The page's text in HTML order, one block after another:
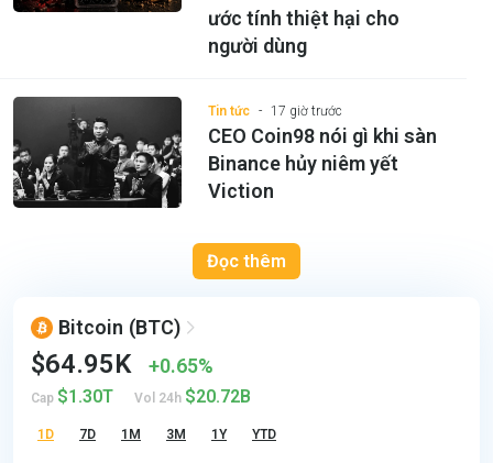
ước tính thiệt hại cho
người dùng
Tin tức 17 giờ trước
CEO Coin98 nói gì khi sàn
Binance hủy niêm yết
Viction
Đọc thêm
Bitcoin (BTC)
$64.95K 0.65%
Cap $1.30T Vol 24h $20.72B
1D 7D 1M 3M 1Y YTD